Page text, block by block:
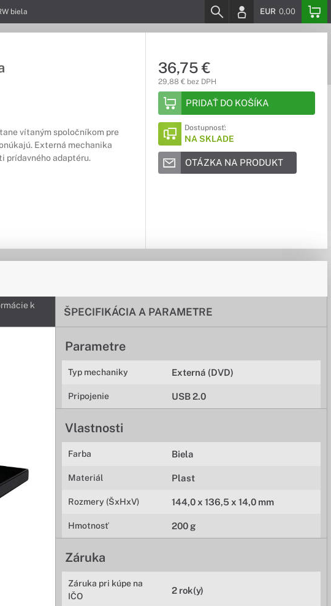
biela EUR 0,00
vítaným spoločníkom pre
Externá mechanika
prídavného adaptéru.
36,75 €
29,88 € bez DPH
PRIDAŤ DO KOŠÍKA
Dostupnosť:
NA SKLADE
OTÁZKA NA PRODUKT
ŠPECIFIKÁCIA A PARAMETRE
Parametre
Typ mechaniky Externá (DVD)
Pripojenie USB 2.0
Vlastnosti
Farba Biela
Materiál Plast
Rozmery (ŠxHxV) 144,0 x 136,5 x 14,0 mm
Hmotnosť 200 g
Záruka
Záruka pri kúpe na
IČO
2 rok(y)
k